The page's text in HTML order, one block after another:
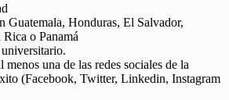
Guatemala, Honduras, El Salvador,
o Panamá
menos una de las redes sociales de la
(Facebook, Twitter, Linkedin, Instagram